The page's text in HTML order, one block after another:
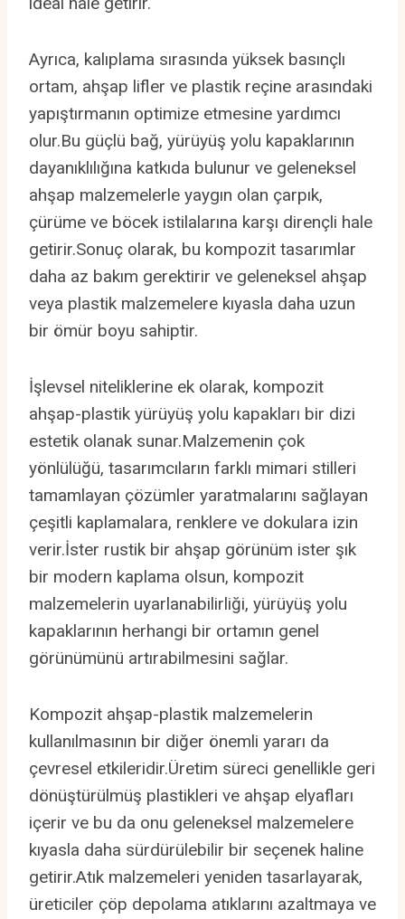
Ayrıca, kalıplama sırasında yüksek basınçlı
ortam, ahşap lifler ve plastik reçine arasındaki
yapıştırmanın optimize etmesine yardımcı
olur.Bu güçlü bağ, yürüyüş yolu kapaklarının
dayanıklılığına katkıda bulunur ve geleneksel
ahşap malzemelerle yaygın olan çarpık,
çürüme ve böcek istilalarına karşı dirençli hale
getirir.Sonuç olarak, bu kompozit tasarımlar
daha az bakım gerektirir ve geleneksel ahşap
veya plastik malzemelere kıyasla daha uzun
bir ömür boyu sahiptir.
İşlevsel niteliklerine ek olarak, kompozit
ahşap-plastik yürüyüş yolu kapakları bir dizi
estetik olanak sunar.Malzemenin çok
yönlülüğü, tasarımcıların farklı mimari stilleri
tamamlayan çözümler yaratmalarını sağlayan
çeşitli kaplamalara, renklere ve dokulara izin
verir.İster rustik bir ahşap görünüm ister şık
bir modern kaplama olsun, kompozit
malzemelerin uyarlanabilirliği, yürüyüş yolu
kapaklarının herhangi bir ortamın genel
görünümünü artırabilmesini sağlar.
Kompozit ahşap-plastik malzemelerin
kullanılmasının bir diğer önemli yararı da
çevresel etkileridir.Üretim süreci genellikle geri
dönüştürülmüş plastikleri ve ahşap elyafları
içerir ve bu da onu geleneksel malzemelere
kıyasla daha sürdürülebilir bir seçenek haline
getirir.Atık malzemeleri yeniden tasarlayarak,
üreticiler çöp depolama atıklarını azaltmaya ve